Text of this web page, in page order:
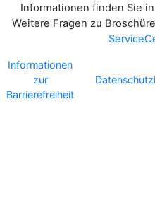
Informationen finden Sie
Weitere Fragen zu
Informationen
zur
Barrierefreiheit